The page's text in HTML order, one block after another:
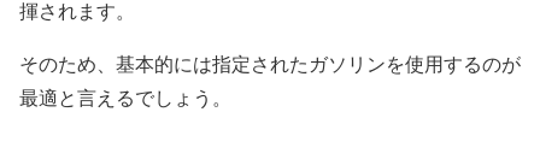
揮されます。
そのため、基本的には指定されたガソリンを使用するのが
最適と言えるでしょう。